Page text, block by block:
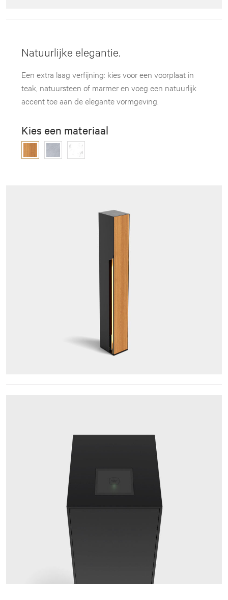
Natuurlijke elegantie.
Een extra laag verfijning: kies voor een voorplaat in
teak, natuursteen of marmer en voeg een natuurlijk
accent toe aan de elegante vormgeving.
Kies een materiaal